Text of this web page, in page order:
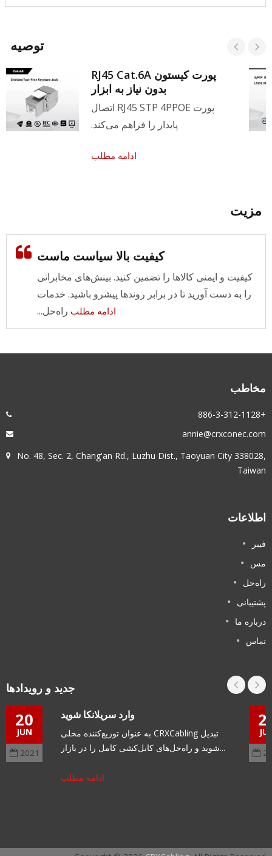
توصیه
پورت کیستون RJ45 Cat.6A
بدون نیاز به ابزار
پورت RJ45 STP 4PPOE اتصال
پایدار را فراهم می‌کند.
ادامه مطلب
مزیت
کیفیت بالا سیاست ماست
کیفیت و ایمنی کالاها را تضمین کنید. بینش‌های مخابراتی
را به دست آورید تا در برابر روندها پیشرو باشید. خدمات
راه‌حل... ادامه مطلب
مخاطب
+886-3-312-1128
annie@crxconec.com
No. 48, Sec. 2, Chang'an Rd., Luzhu Dist., Taoyuan City 338028,
Taiwan
اطلاعات
فیبر
مس
راه‌حل
پشتیبانی
درباره ما
تماس
جدید و رویدادها
20
JUN
2021
وارد سریلانکا شوید
به عنوان توزیع‌کننده محلی CRXCabling تبدیل
شوید و راه‌حل‌های کابل‌کشی کامل را در بازار...
ادامه مطلب